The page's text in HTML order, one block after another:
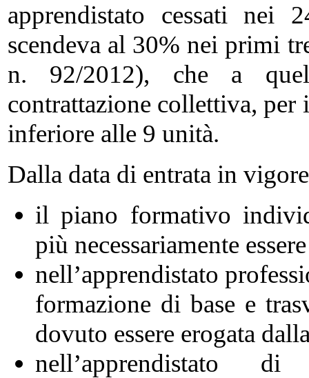
apprendistato cessati nei
scendeva al 30% nei primi
n. 92/2012), che a
contrattazione collettiva,
inferiore alle 9 unità.
Dalla data di entrata in
il piano formativo
più necessariamente
nell’apprendistato
formazione di base e
dovuto essere erogata
nell’apprendistato